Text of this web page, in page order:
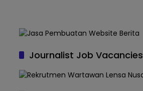
Journalist Job Vacancies